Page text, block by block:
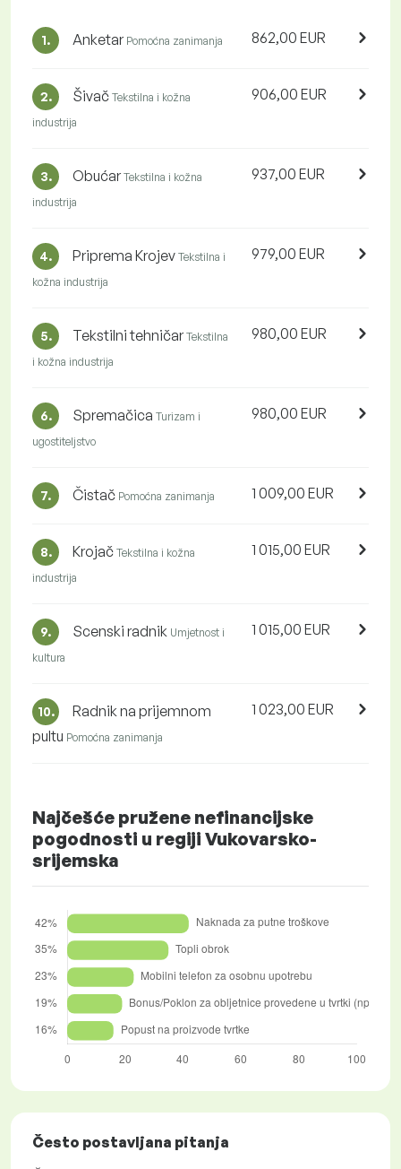
1. Anketar Pomoćna zanimanja 862,00 EUR
2. Šivač Tekstilna i kožna
industrija
906,00 EUR
3. Obućar Tekstilna i kožna
industrija
937,00 EUR
4. Priprema Krojev Tekstilna i
kožna industrija
979,00 EUR
5. Tekstilni tehničar Tekstilna
i kožna industrija
980,00 EUR
6. Spremačica Turizam i
ugostiteljstvo
980,00 EUR
7. Čistač Pomoćna zanimanja 1 009,00 EUR
8. Krojač Tekstilna i kožna
industrija
1 015,00 EUR
9. Scenski radnik Umjetnost i
kultura
1 015,00 EUR
10.
Radnik na prijemnom
pultu Pomoćna zanimanja
1 023,00 EUR
Najčešće pružene nefinancijske
pogodnosti u regiji Vukovarsko-
srijemska
Često postavljana pitanja